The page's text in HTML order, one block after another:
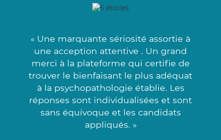
« Une marquante sériosité assortie à
une acception attentive . Un grand
merci à la plateforme qui certifie de
trouver le bienfaisant le plus adéquat
à la psychopathologie établie. Les
réponses sont individualisées et sont
sans équivoque et les candidats
appliqués. »